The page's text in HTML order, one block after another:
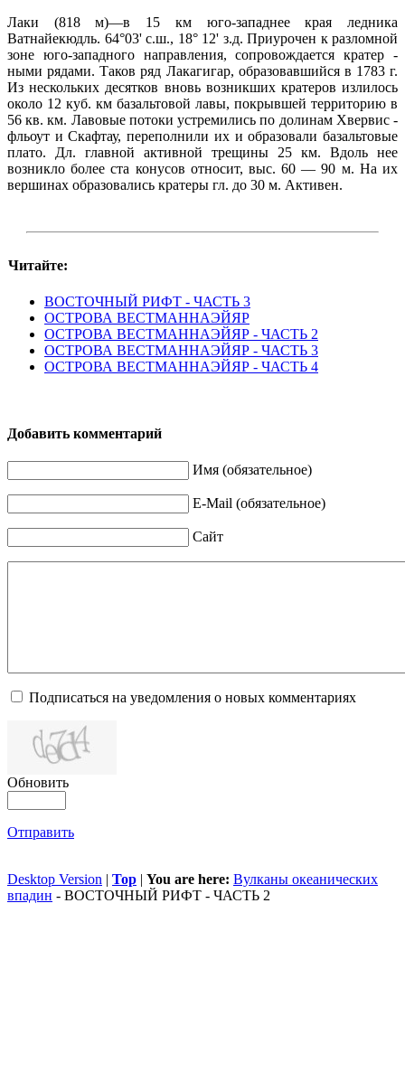
Лаки (818 м)—в 15 км юго-западнее края ледника
Ватнайекюдль. 64°03' с.ш., 18° 12' з.д. Приурочен к разломной
зоне юго-западного направления, сопровождается кратер -
ными рядами. Таков ряд Лакагигар, образовавшийся в 1783 г.
Из нескольких десятков вновь возникших кратеров излилось
около 12 куб. км базальтовой лавы, покрывшей территорию в
56 кв. км. Лавовые потоки устремились по долинам Хвервис -
фльоут и Скафтау, переполнили их и образовали базальтовые
плато. Дл. главной активной трещины 25 км. Вдоль нее
возникло более ста конусов относит, выс. 60 — 90 м. На их
вершинах образовались кратеры гл. до 30 м. Активен.
Читайте:
ВОСТОЧНЫЙ РИФТ - ЧАСТЬ 3
ОСТРОВА ВЕСТМАННАЭЙЯР
ОСТРОВА ВЕСТМАННАЭЙЯР - ЧАСТЬ 2
ОСТРОВА ВЕСТМАННАЭЙЯР - ЧАСТЬ 3
ОСТРОВА ВЕСТМАННАЭЙЯР - ЧАСТЬ 4
Добавить комментарий
Имя (обязательное)
E-Mail (обязательное)
Сайт
Подписаться на уведомления о новых комментариях
Обновить
Отправить
Desktop Version | Top | You are here: Вулканы океанических
впадин - ВОСТОЧНЫЙ РИФТ - ЧАСТЬ 2